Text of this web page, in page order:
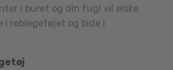
i buret og din fugl vil elske
i reblegetøjet og bide i